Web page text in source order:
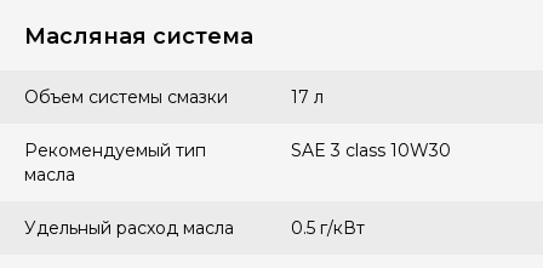
Масляная система
Объем системы смазки 17 л
Рекомендуемый тип
масла
SAE 3 class 10W30
Удельный расход масла 0.5 г/кВт